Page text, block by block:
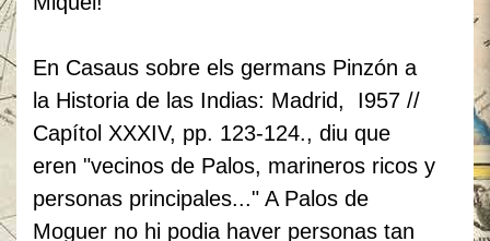
En Casaus sobre els germans Pinzón a
la Historia de las Indias: Madrid, I957 //
Capítol XXXIV, pp. 123-124., diu que
eren "vecinos de Palos, marineros ricos y
personas principales..." A Palos de
Moguer no hi podia haver personas tan